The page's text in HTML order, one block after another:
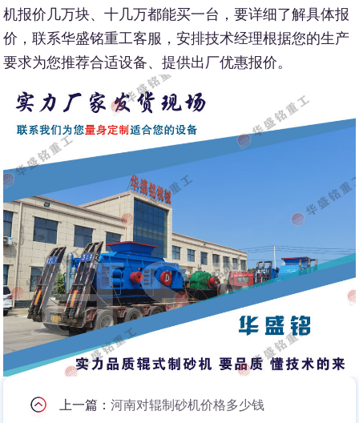
机报价几万块、十几万都能买一台，要详细了解具体报
价，联系华盛铭重工客服，安排技术经理根据您的生产
要求为您推荐合适设备、提供出厂优惠报价。
上一篇：河南对辊制砂机价格多少钱